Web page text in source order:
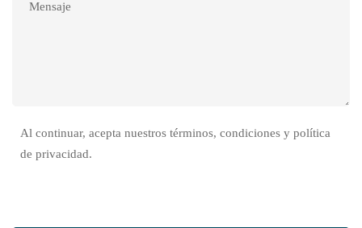
Al continuar, acepta nuestros términos, condiciones y política
de privacidad.